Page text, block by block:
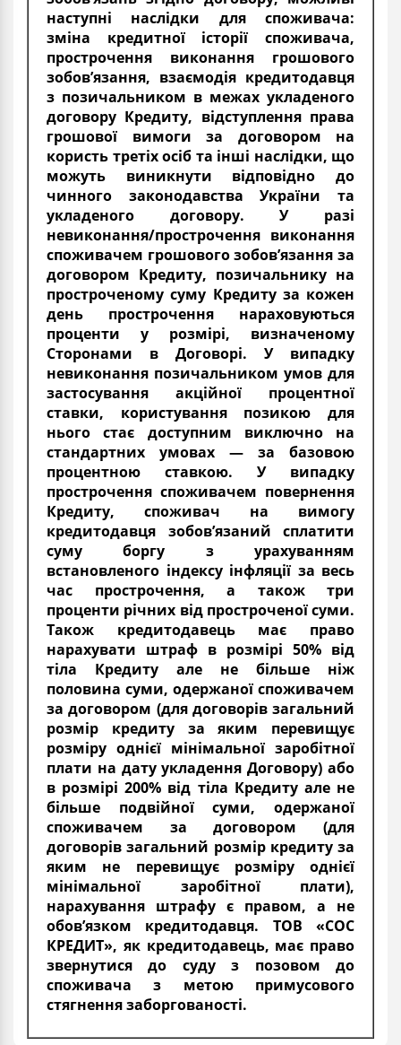
наступні наслідки для споживача:
зміна кредитної історії споживача,
прострочення виконання грошового
зобов’язання, взаємодія кредитодавця
з позичальником в межах укладеного
договору Кредиту, відступлення права
грошової вимоги за договором на
користь третіх осіб та інші наслідки, що
можуть виникнути відповідно до
чинного законодавства України та
укладеного договору. У разі
невиконання/прострочення виконання
споживачем грошового зобов’язання за
договором Кредиту, позичальнику на
простроченому суму Кредиту за кожен
день прострочення нараховуються
проценти у розмірі, визначеному
Сторонами в Договорі. У випадку
невиконання позичальником умов для
застосування акційної процентної
ставки, користування позикою для
нього стає доступним виключно на
стандартних умовах — за базовою
процентною ставкою. У випадку
прострочення споживачем повернення
Кредиту, споживач на вимогу
кредитодавця зобов’язаний сплатити
суму боргу з урахуванням
встановленого індексу інфляції за весь
час прострочення, а також три
проценти річних від простроченої суми.
Також кредитодавець має право
нарахувати штраф в розмірі 50% від
тіла Кредиту але не більше ніж
половина суми, одержаної споживачем
за договором (для договорів загальний
розмір кредиту за яким перевищує
розміру однієї мінімальної заробітної
плати на дату укладення Договору) або
в розмірі 200% від тіла Кредиту але не
більше подвійної суми, одержаної
споживачем за договором (для
договорів загальний розмір кредиту за
яким не перевищує розміру однієї
мінімальної заробітної плати),
нарахування штрафу є правом, а не
обов’язком кредитодавця. ТОВ «СОС
КРЕДИТ», як кредитодавець, має право
звернутися до суду з позовом до
споживача з метою примусового
стягнення заборгованості.